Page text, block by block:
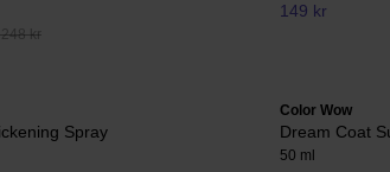
kr
149 kr
Spray
Color Wow
Dream Coat
50 ml